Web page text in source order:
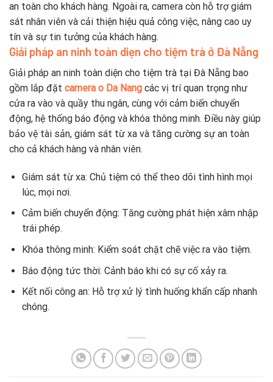
an toàn cho khách hàng. Ngoài ra, camera còn hỗ trợ giám
sát nhân viên và cải thiện hiệu quả công việc, nâng cao uy
tín và sự tin tưởng của khách hàng.
Giải pháp an ninh toàn diẹn cho tiệm trà ở Đà Nẵng
Giải pháp an ninh toàn diện cho tiệm trà tại Đà Nẵng bao
gồm lắp đặt camera o Da Nang các vị trí quan trọng như
cửa ra vào và quầy thu ngân, cùng với cảm biến chuyển
động, hệ thống báo động và khóa thông minh. Điều này giúp
bảo vệ tài sản, giám sát từ xa và tăng cường sự an toàn
cho cả khách hàng và nhân viên.
Giám sát từ xa: Chủ tiệm có thể theo dõi tình hình mọi
lúc, mọi nơi.
Cảm biến chuyển động: Tăng cường phát hiện xâm nhập
trái phép.
Khóa thông minh: Kiểm soát chặt chẽ việc ra vào tiệm.
Báo động tức thời: Cảnh báo khi có sự cố xảy ra.
Kết nối công an: Hỗ trợ xử lý tình huống khẩn cấp nhanh
chóng.